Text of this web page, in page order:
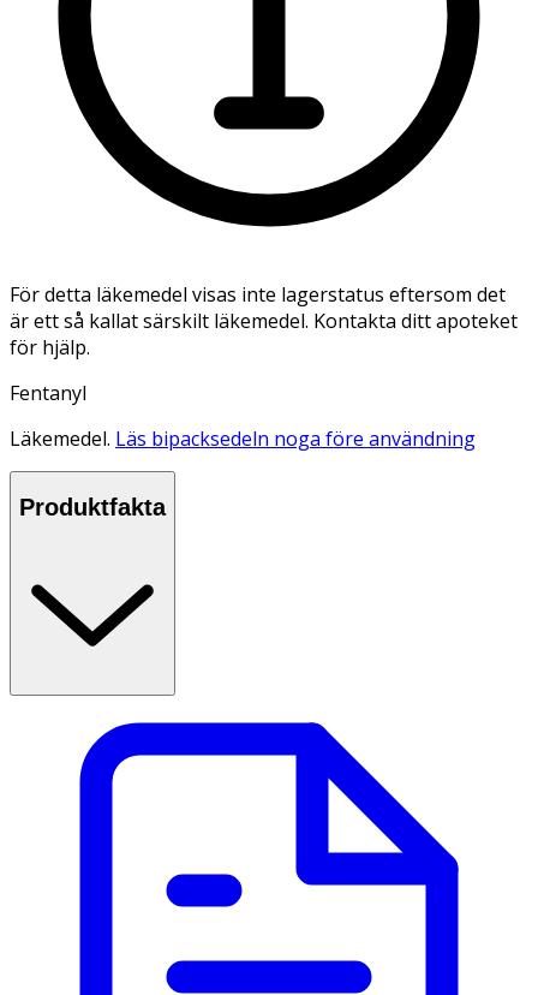
För detta läkemedel visas inte lagerstatus eftersom det
är ett så kallat särskilt läkemedel. Kontakta ditt apoteket
för hjälp.
Fentanyl
Läkemedel. Läs bipacksedeln noga före användning
Produktfakta